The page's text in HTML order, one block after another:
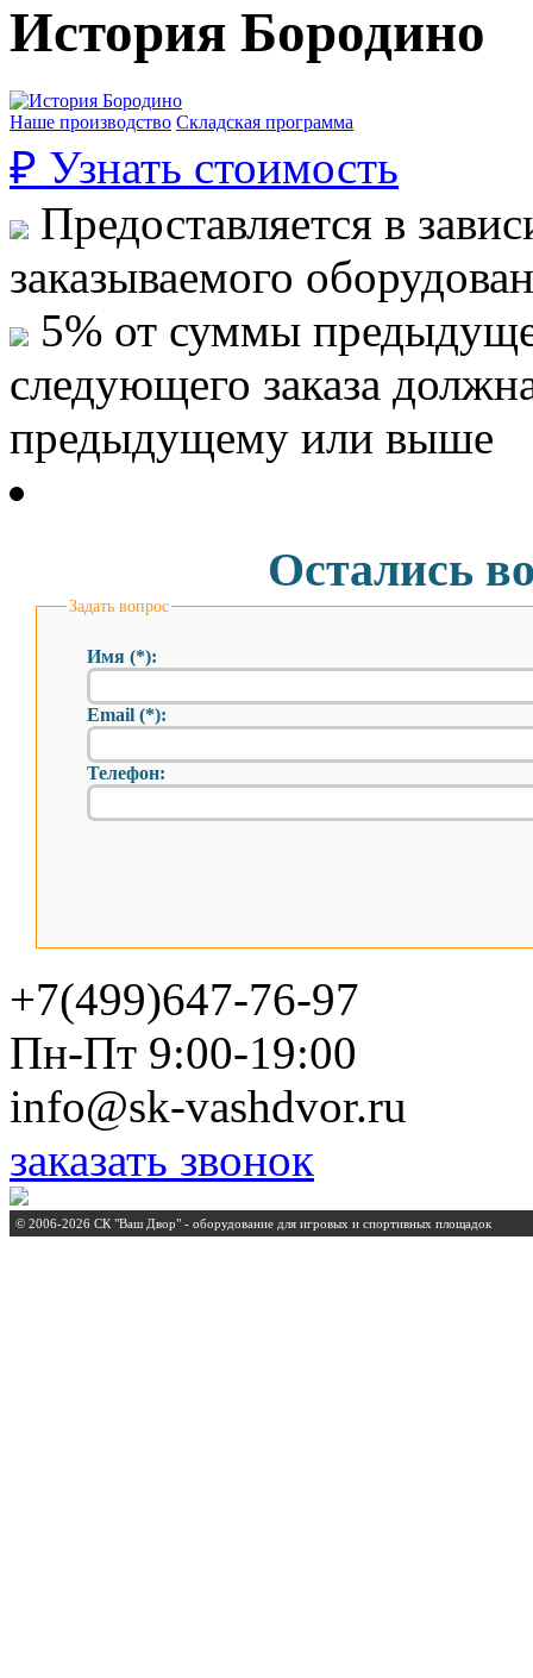
История Бородино
Наше производство Складская программа
₽ Узнать стоимость
Предоставляется в
заказываемого
5% от суммы
следующего заказа
предыдущему или выше
Остались
Задать вопрос
Имя (*):
Email (*):
Телефон:
+7(499)647-76-97
Пн-Пт 9:00-19:00
info@sk-vashdvor.ru
заказать звонок
© 2006-2026 СК "Ваш Двор" - оборудование для игровых и спортивных площадок